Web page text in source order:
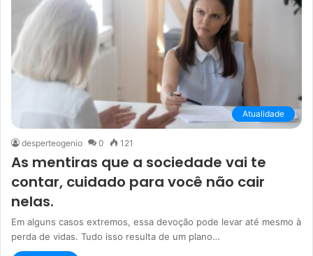
Atualidade
desperteogenio 0 121
As mentiras que a sociedade vai te
contar, cuidado para você não cair
nelas.
Em alguns casos extremos, essa devoção pode levar até mesmo à
perda de vidas. Tudo isso resulta de um plano…